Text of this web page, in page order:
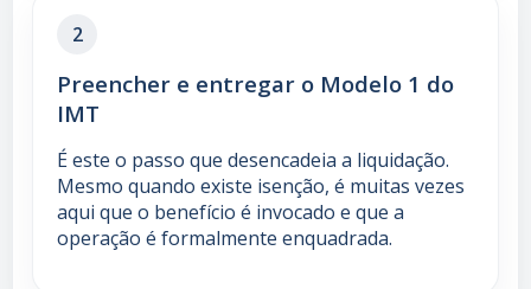
2
Preencher e entregar o Modelo 1 do
IMT
É este o passo que desencadeia a liquidação.
Mesmo quando existe isenção, é muitas vezes
aqui que o benefício é invocado e que a
operação é formalmente enquadrada.